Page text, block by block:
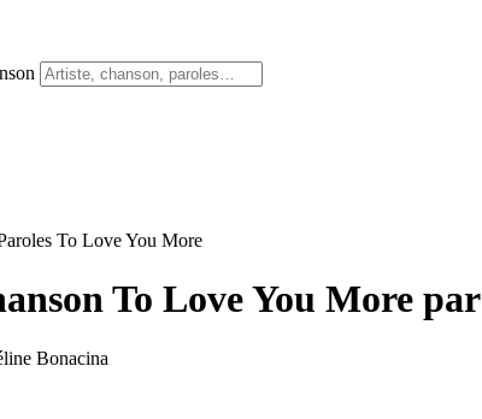
To Love You More
To Love You More par
Bonacina